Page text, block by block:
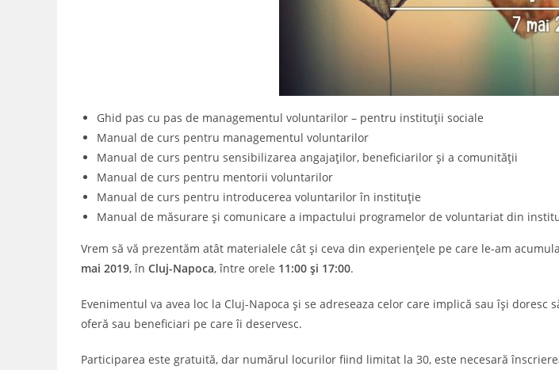
Ghid pas cu pas de managementul voluntarilor – pentru instituții sociale
Manual de curs pentru managementul voluntarilor
Manual de curs pentru sensibilizarea angajaților, beneficiarilor și a comunității
Manual de curs pentru mentorii voluntarilor
Manual de curs pentru introducerea voluntarilor în instituție
Manual de măsurare și comunicare a impactului programelor de voluntariat din
Vrem să vă prezentăm atât materialele cât și ceva din experiențele pe care le-am
mai 2019, în Cluj-Napoca, între orele 11:00 și 17:00.
Evenimentul va avea loc la Cluj-Napoca și se adreseaza celor care implică sau își
oferă sau beneficiari pe care îi deservesc.
Participarea este gratuită, dar numărul locurilor fiind limitat la 30, este necesară